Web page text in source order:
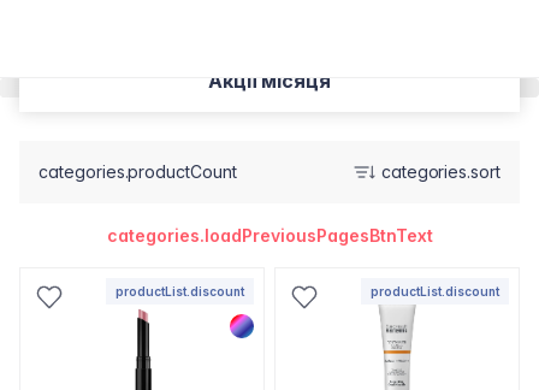
Акції місяця
categories.productCount categories.sort
categories.loadPreviousPagesBtnText
productList.discount productList.discount